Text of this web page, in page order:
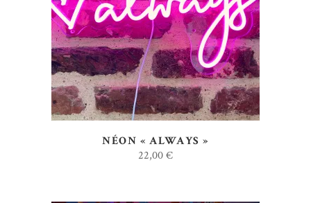
AJOUTER AU DEVIS
NÉON « ALWAYS »
22,00€